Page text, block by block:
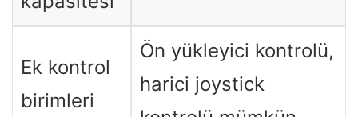
Ek kontrol
birimleri
Ön yükleyici kontrolü,
harici joystick